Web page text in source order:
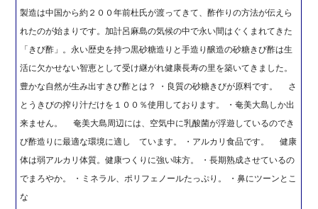
製造は中国から約２００年前杜氏が渡ってきて、酢作りの方法が伝えら
れたのが始まりです。加計呂麻島の気候の中で永い間はぐくまれてきた
「きび酢」。永い歴史を持つ黒砂糖造りと手造り醸造の砂糖きび酢は生
活に欠かせない智恵として受け継がれ健康長寿の里を築いてきました。
豊かな自然が生み出すきび酢とは？ ・良質の砂糖きびが原料です。 さ
とうきびの搾り汁だけを１００％使用しております。 ・奄美大島しか出
来ません。 奄美大島周辺には、空気中に乳酸菌が浮遊しているのでき
び酢造りに最適な環境に適し ています。 ・アルカリ食品です。 健康
体は弱アルカリ体質。健康つくりに強い味方。 ・長期熟成させているの
でまろやか。 ・ミネラル、ポリフェノールたっぷり。 ・鼻にツーンとこ
な